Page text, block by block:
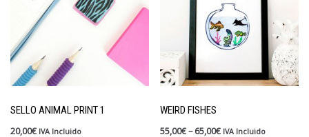
SELLO ANIMAL PRINT 1
20,00€ IVA Incluido
WEIRD FISHES
55,00€–65,00€ IVA Incluido